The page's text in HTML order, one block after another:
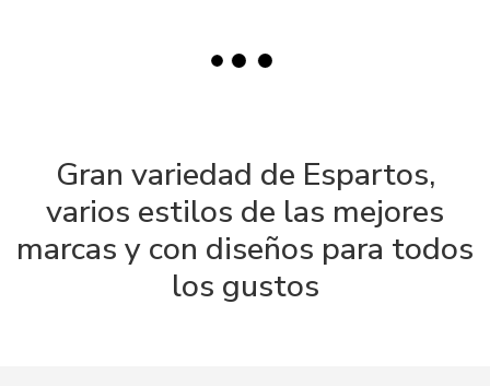
Gran variedad de Espartos,
varios estilos de las mejores
marcas y con diseños para todos
los gustos